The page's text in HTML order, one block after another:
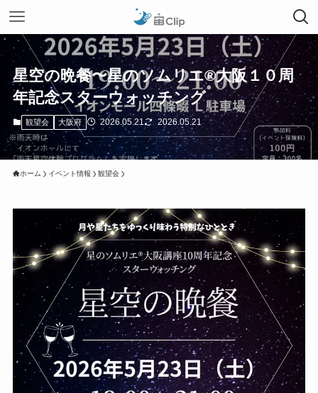
星空の晩餐〜星のソムリエ®︎大阪１０周
年記念スターウォッチング
観望会 大阪府 2026.05.21 2026.05.21
ホーム イベント情報 観望会